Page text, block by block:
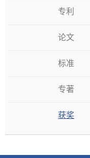
专利
论文
标准
专著
获奖